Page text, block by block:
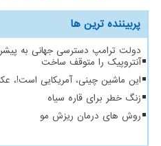
پربیننده ترین ها
دولت ترامپ دسترسی جهانی به
آنتروپیک را متوقف ساخت
این ماشین چینی، آمریکایی است!،
زنگ خطر برای قاره سیاه
روش های درمان ریزش مو